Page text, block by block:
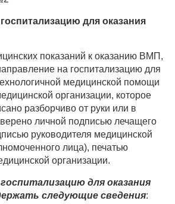
для оказания
показаний к оказанию ВМП,
на госпитализацию для
медицинской помощи
организации, которое
разборчиво от руки или в
личной подписью лечащего
руководителя медицинской
лица), печатью
организации.
для оказания
следующие сведения: